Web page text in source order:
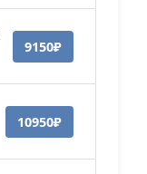
9150₽
10950₽